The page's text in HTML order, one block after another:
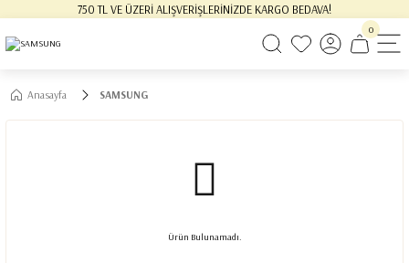
750 TL VE ÜZERİ ALIŞVERİŞLERİNİZDE KARGO BEDAVA!
0
Anasayfa SAMSUNG
Ürün Bulunamadı.